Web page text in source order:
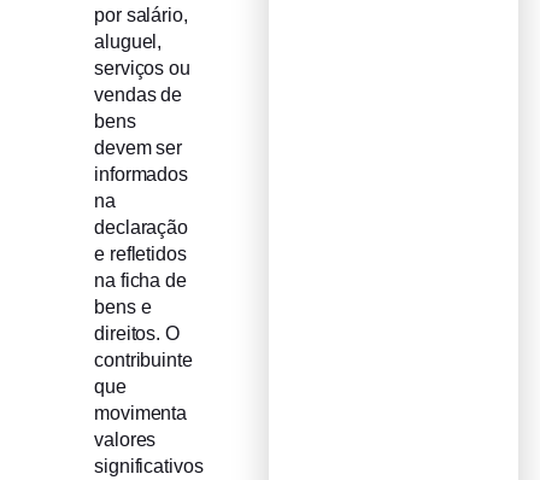
por salário,
aluguel,
serviços ou
vendas de
bens
devem ser
informados
na
declaração
e refletidos
na ficha de
bens e
direitos. O
contribuinte
que
movimenta
valores
significativos